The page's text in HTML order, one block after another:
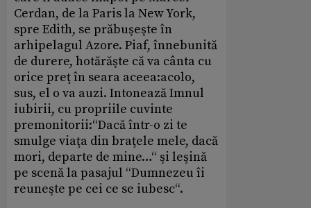
Cerdan, de la Paris la New York,
spre Edith, se prăbuşeşte în
arhipelagul Azore. Piaf, înnebunită
de durere, hotărăşte că va cânta cu
orice preţ în seara aceea:acolo,
sus, el o va auzi. Intonează Imnul
iubirii, cu propriile cuvinte
premonitorii:“Dacă într-o zi te
smulge viaţa din braţele mele, dacă
mori, departe de mine…“ şi leşină
pe scenă la pasajul “Dumnezeu îi
reuneşte pe cei ce se iubesc“.